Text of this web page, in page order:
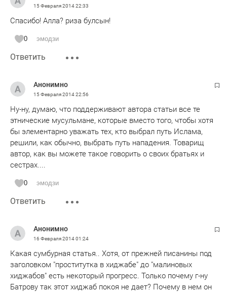
15 Февраля 201422:33
Спасибо! Алла? риза булсын!
0 эмодзи
Ответить
Анонимно
15 Февраля 201422:56
Ну-ну, думаю, что поддерживают автора статьи все те
этнические мусульмане, которые вместо того, чтобы хотя
бы элементарно уважать тех, кто выбрал путь Ислама,
решили, как обычно, выбрать путь нападения. Товарищ
автор, как вы можете такое говорить о своих братьях и
сестрах....
0 эмодзи
Ответить
Анонимно
16 Февраля 201401:24
Какая сумбурная статья.. Хотя, от прежней писанины под
заголовком "проститутка в хиджабе" до "малиновых
хиджабов" есть некоторый прогресс. Только почему г-ну
Батрову так этот хиджаб покоя не дает? Почему в нем он